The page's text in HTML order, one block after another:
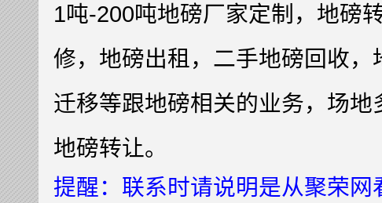
1吨-200吨地磅厂家定制，地磅
修，地磅出租，二手地磅回收，
迁移等跟地磅相关的业务，场地
地磅转让。
提醒：联系时请说明是从聚荣网